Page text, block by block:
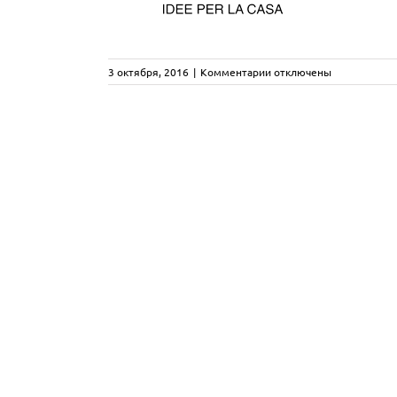
3 октября, 2016 | Комментариик
записи
отключены